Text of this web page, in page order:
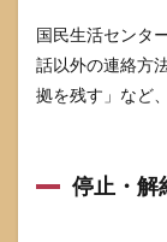
にまと
める
11
国民生活センタ
話以外の連絡方
拠を残す」など
停止・解